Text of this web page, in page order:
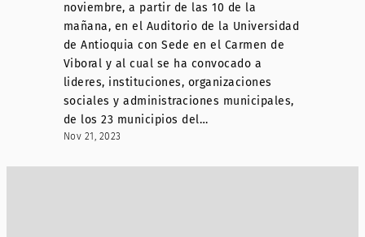
noviembre, a partir de las 10 de la
mañana, en el Auditorio de la Universidad
de Antioquia con Sede en el Carmen de
Viboral y al cual se ha convocado a
lideres, instituciones, organizaciones
sociales y administraciones municipales,
de los 23 municipios del…
Nov 21, 2023